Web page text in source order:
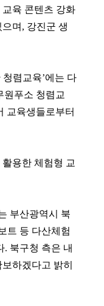
육 콘텐츠 강화
며, 강진군 생
렴교육’에는 다
원푸소 청렴교
교육생들로부터
용한 체험형 교
부산광역시 북
트 등 다산체험
북구청 측은 내
하겠다고 밝히